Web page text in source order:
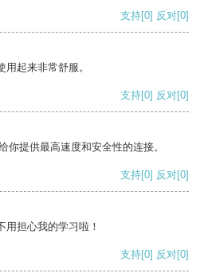
支持[0] 反对[0]
起来非常舒服。
支持[0] 反对[0]
你提供最高速度和安全性的连接。
支持[0] 反对[0]
用担心我的学习啦！
支持[0] 反对[0]